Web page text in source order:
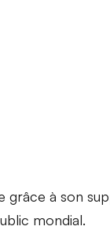
grâce à son
mondial.